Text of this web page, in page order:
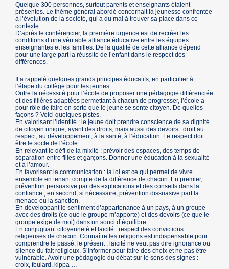
Quelque 300 personnes, surtout parents et enseignants étaient
présentes. Le thème général abordé concernait la jeunesse confrontée
à l’évolution de la société, qui a du mal à trouver sa place dans ce
contexte.
D’après le conférencier, la première urgence est de recréer les
conditions d’une véritable alliance éducative entre les équipes
enseignantes et les familles. De la qualité de cette alliance dépend
pour une large part la réussite de l’enfant dans le respect des
différences.
Il a rappelé quelques grands principes éducatifs, en particulier à
l’étape du collège pour les jeunes.
Outre la nécessité pour l’école de proposer une pédagogie différenciée
et des filières adaptées permettant à chacun de progresser, l’école a
pour rôle de faire en sorte que le jeune se sente citoyen. De quelles
façons ? Voici quelques pistes.
En valorisant l’identité : le jeune doit prendre conscience de sa dignité
de citoyen unique, ayant des droits, mais aussi des devoirs : droit au
respect, au développement, à la santé, à l’éducation. Le respect doit
être le socle de l’école.
En relevant le défi de la mixité : prévoir des espaces, des temps de
séparation entre filles et garçons. Donner une éducation à la sexualité
et à l’amour.
En favorisant la communication : la loi est ce qui permet de vivre
ensemble en tenant compte de la différence de chacun. En premier,
prévention persuasive par des explications et des conseils dans la
confiance ; en second, si nécessaire, prévention dissuasive part la
menace ou la sanction.
En développant le sentiment d’appartenance à un pays, à un groupe
avec des droits (ce que le groupe m’apporte) et des devoirs (ce que le
groupe exige de moi) dans un souci d’équilibre.
En conjuguant citoyenneté et laïcité : respect des convictions
religieuses de chacun. Connaître les religions est indispensable pour
comprendre le passé, le présent ; laïcité ne veut pas dire ignorance ou
silence du fait religieux. S’informer pour faire des choix et ne pas être
vulnérable. Avoir une pédagogie du débat sur le sens des signes :
croix, foulard, kippa …